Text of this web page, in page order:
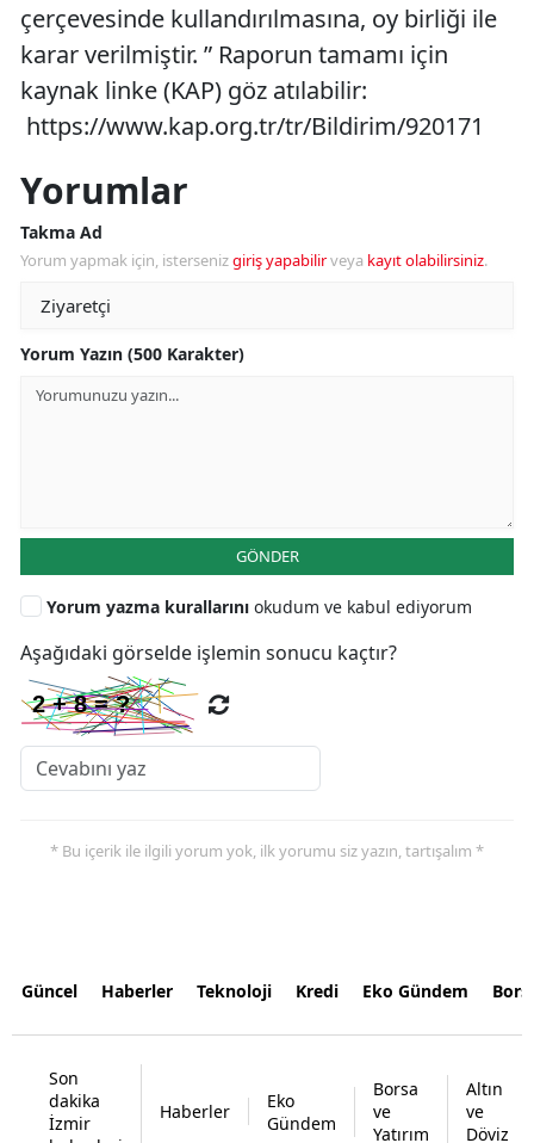
çerçevesinde kullandırılmasına, oy birliği ile
karar verilmiştir. ” Raporun tamamı için
kaynak linke (KAP) göz atılabilir:
https://www.kap.org.tr/tr/Bildirim/920171
Yorumlar
Takma Ad
Yorum yapmak için, istersenizgiriş yapabilirveya kayıt olabilirsiniz.
Yorum Yazın (500 Karakter)
GÖNDER
Yorum yazma kurallarını okudum ve kabul ediyorum
Aşağıdaki görselde işlemin sonucu kaçtır?
* Bu içerik ile ilgili yorum yok, ilk yorumu siz yazın, tartışalım *
Güncel Haberler Teknoloji Kredi Eko Gündem
Son
dakika
İzmir
Haberler
Eko
Gündem
Borsa
ve
Yatırım
Altın
ve
Döviz